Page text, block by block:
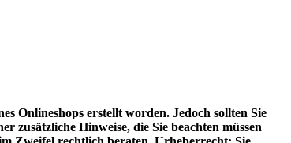
Onlineshops erstellt worden. Jedoch sollten Sie
zusätzliche Hinweise, die Sie beachten müssen